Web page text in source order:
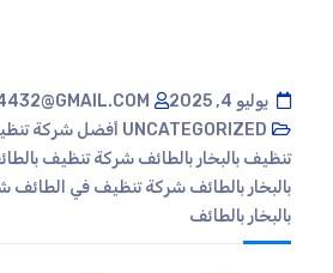
يوليو 4, 2025
UNCATEGORIZED أفضل شركة
تنظيف بالبخار بالطائف شركة تنظيف
بالبخار بالطائف شركة تنظيف في الطائف
بالبخار بالطائف